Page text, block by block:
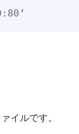
イルです。